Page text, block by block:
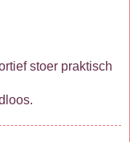
stoer praktisch